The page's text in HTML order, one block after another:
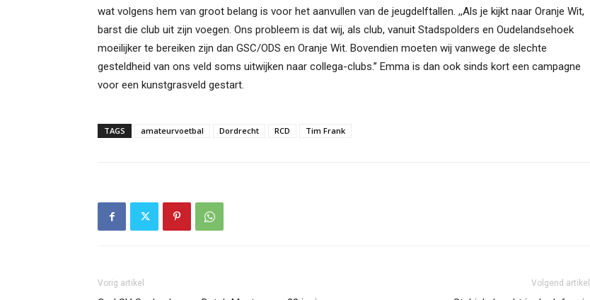
wat volgens hem van groot belang is voor het aanvullen van de jeugdelftallen. ,,Als je kijkt naar Oranje Wit,
barst die club uit zijn voegen. Ons probleem is dat wij, als club, vanuit Stadspolders en Oudelandsehoek
moeilijker te bereiken zijn dan GSC/ODS en Oranje Wit. Bovendien moeten wij vanwege de slechte
gesteldheid van ons veld soms uitwijken naar collega-clubs.’’ Emma is dan ook sinds kort een campagne
voor een kunstgrasveld gestart.
TAGS amateurvoetbal Dordrecht RCD Tim Frank
Vorig artikel Volgend artikel